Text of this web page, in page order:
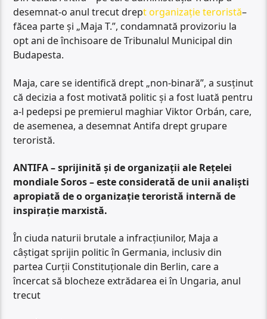
desemnat-o anul trecut drept organizație teroristă–
făcea parte și „Maja T.”, condamnată provizoriu la
opt ani de închisoare de Tribunalul Municipal din
Budapesta.
Maja, care se identifică drept „non-binară”, a susținut
că decizia a fost motivată politic și a fost luată pentru
a-l pedepsi pe premierul maghiar Viktor Orbán, care,
de asemenea, a desemnat Antifa drept grupare
teroristă.
ANTIFA – sprijinită și de organizații ale Rețelei
mondiale Soros – este considerată de unii analiști
apropiată de o organizație teroristă internă de
inspirație marxistă.
În ciuda naturii brutale a infracțiunilor, Maja a
câștigat sprijin politic în Germania, inclusiv din
partea Curții Constituționale din Berlin, care a
încercat să blocheze extrădarea ei în Ungaria, anul
trecut